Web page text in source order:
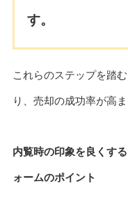
す。
これらのステップを踏
り、売却の成功率が高ま
内覧時の印象を良くす
ォームのポイント